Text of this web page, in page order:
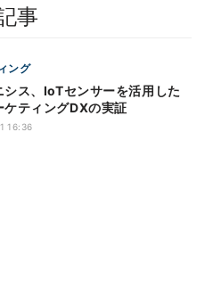
事
ング
シス、IoTセンサーを活用した
ケティングDXの実証
16:36